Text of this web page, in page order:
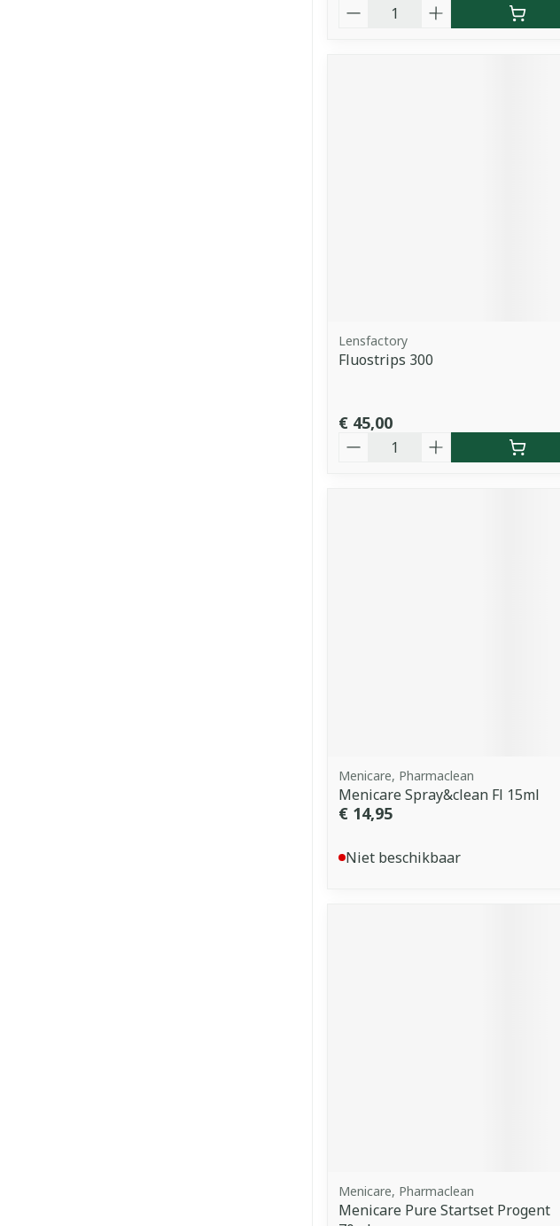
Lensfactory
Fluostrips 300
€ 45,00
Menicare, Pharmaclean
Menicare Spray&clean Fl 15ml
€ 14,95
Niet beschikbaar
Menicare, Pharmaclean
Menicare Pure Startset Progent